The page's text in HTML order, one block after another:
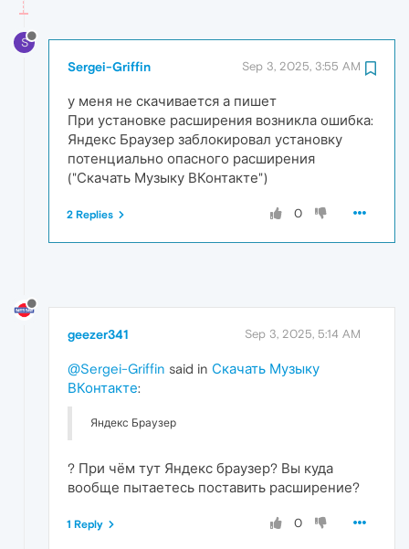
S
Sergei-Griffin Sep 3, 2025, 3:55 AM
у меня не скачивается а пишет
При установке расширения возникла ошибка:
Яндекс Браузер заблокировал установку
потенциально опасного расширения
("Скачать Музыку ВКонтакте")
0
2 Replies
geezer341 Sep 3, 2025, 5:14 AM
@Sergei-Griffin said in Скачать Музыку
ВКонтакте:
Яндекс Браузер
? При чём тут Яндекс браузер? Вы куда
вообще пытаетесь поставить расширение?
0
1 Reply